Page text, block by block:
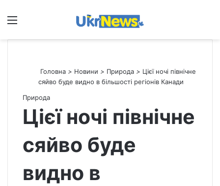
Меню
Головна > Новини > Природа > Цієї ночі північне
сяйво буде видно в більшості регіонів Канади
Природа
Цієї ночі північне
сяйво буде
видно в